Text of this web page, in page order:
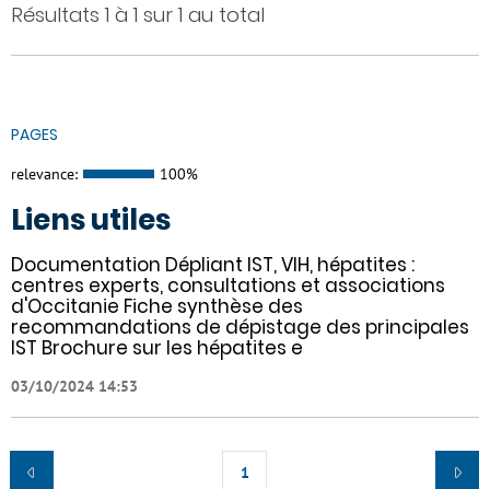
Résultats 1 à 1 sur 1 au total
PAGES
relevance: 100%
Liens utiles
Documentation Dépliant IST, VIH, hépatites :
centres experts, consultations et associations
d'Occitanie Fiche synthèse des
recommandations de dépistage des principales
IST Brochure sur les hépatites e
03/10/2024 14:53
1